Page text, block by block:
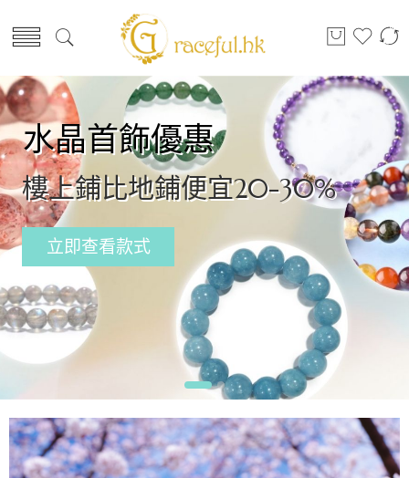
水晶首飾優惠
樓上鋪比地鋪便宜20-30%
立即查看款式